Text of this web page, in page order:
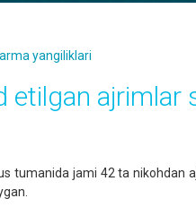
yangiliklari
etilgan ajrimlar
tumanida jami 42 ta nikohdan